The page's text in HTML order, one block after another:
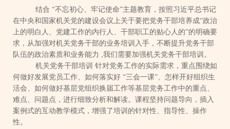
结合 “不忘初心、牢记使命”主题教育，按照习近平总书记
在中央和国家机关党的建设会议上关于要把党务干部培养成“政治
上的明白人、党建工作的内行人、干部职工的贴心人的”的明确要
求，从加强对机关党务干部的业务培训入手，不断提升党务干部
队伍的政治素质和业务能力 ,我们需要加强机关党务干部培训。
机关党务干部培训 针对党务工作的实际需求，重点围绕如
何做好发展党员工作、如何落实好 “三会一课”、怎样开好组织生
活会、如何做好基层党组织换届工作等基层党务工作中的重点、
难点、问题点，进行细致分析和解读。课程坚持问题导向，插入
案例式的互动教学模式，增强了培训的针对性、指导性、操作
性。